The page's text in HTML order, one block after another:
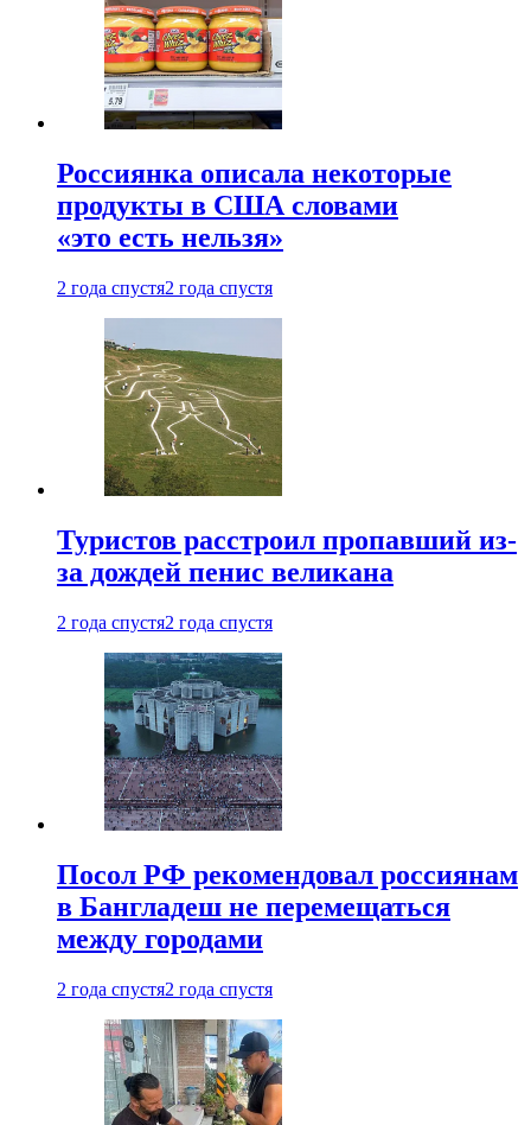
Россиянка описала некоторые
продукты в США словами
«это есть нельзя»
2 года спустя2 года спустя
Туристов расстроил пропавший из-
за дождей пенис великана
2 года спустя2 года спустя
Посол РФ рекомендовал россиянам
в Бангладеш не перемещаться
между городами
2 года спустя2 года спустя